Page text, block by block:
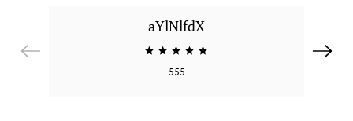
Previous
aYlNlfdX
555
Next